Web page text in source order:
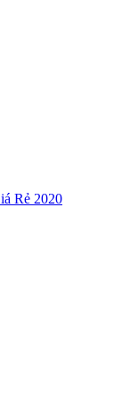
Rẻ 2020